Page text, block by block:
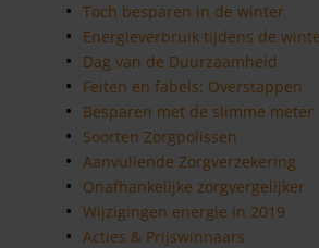
Toch besparen in de winter
Energieverbruik tijdens de
Dag van de Duurzaamheid
Feiten en fabels: Overstappen
Besparen met de slimme meter
Soorten Zorgpolissen
Aanvullende Zorgverzekering
Onafhankelijke zorgvergelijker
Wijzigingen energie in 2019
Acties & Prijswinnaars